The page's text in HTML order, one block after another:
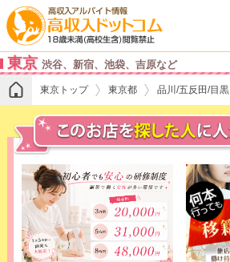
東京 渋谷、新宿、池袋、吉原など
東京トップ 東京都 品川/五反田/目黒